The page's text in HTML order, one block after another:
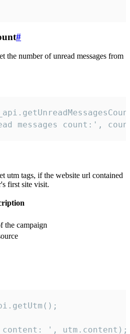
#
the number of unread messages from
messages count:',
utm tags, if the website url contained
first site visit.
the campaign
content: ', utm.content);